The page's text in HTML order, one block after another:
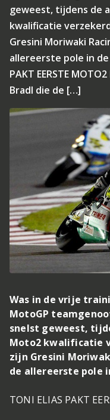
geweest, tijdens de
kwalificatie
Gresini Moriwaki
allereerste pole in
PAKT EERSTE
Bradl die de […]
Was in de vrije
MotoGP
snelst geweest,
Moto2 kwalificatie
zijn Gresini
de allereerste pole
TONI ELIAS PAKT